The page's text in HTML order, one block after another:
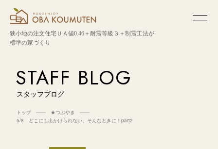
狭小地の注文住宅ＵＡ値0.46＋耐震等級３＋制震工法が
標準の家づくり
STAFF BLOG
スタッフブログ
トップ
★つぶやき
5/8 どこにも出かけられない、そんなときに！part2